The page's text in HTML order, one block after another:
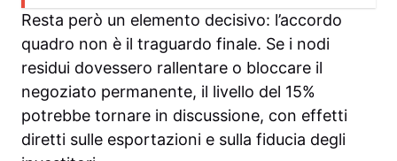
Resta però un elemento decisivo: l’accordo
quadro non è il traguardo finale. Se i nodi
residui dovessero rallentare o bloccare il
negoziato permanente, il livello del 15%
potrebbe tornare in discussione, con effetti
diretti sulle esportazioni e sulla fiducia degli